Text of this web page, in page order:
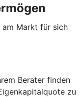
am Markt für sich
Berater finden
zu